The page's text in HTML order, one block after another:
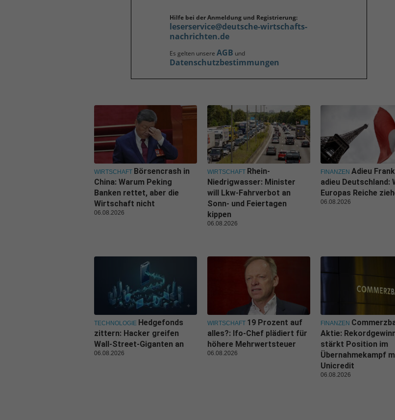
Hilfe bei der Anmeldung und Registrierung:
leserservice@deutsche-wirtschafts-
nachrichten.de
Es gelten unsere AGB und
Datenschutzbestimmungen
WIRTSCHAFT Börsencrash in
China: Warum Peking
Banken rettet, aber die
Wirtschaft nicht
06.08.2026
WIRTSCHAFT Rhein-
Niedrigwasser: Minister
will Lkw-Fahrverbot an
Sonn- und Feiertagen
kippen
06.08.2026
FINANZEN Adieu
adieu Deutschland:
Europas Reiche
06.08.2026
TECHNOLOGIE Hedgefonds
zittern: Hacker greifen
Wall-Street-Giganten an
06.08.2026
WIRTSCHAFT 19 Prozent auf
alles?: Ifo-Chef plädiert für
höhere Mehrwertsteuer
06.08.2026
FINANZEN
Aktie:
stärkt Position im
Übernahmekampf
Unicredit
06.08.2026